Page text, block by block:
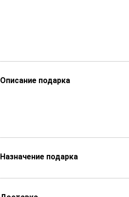
Описание подарка
Назначение подарка